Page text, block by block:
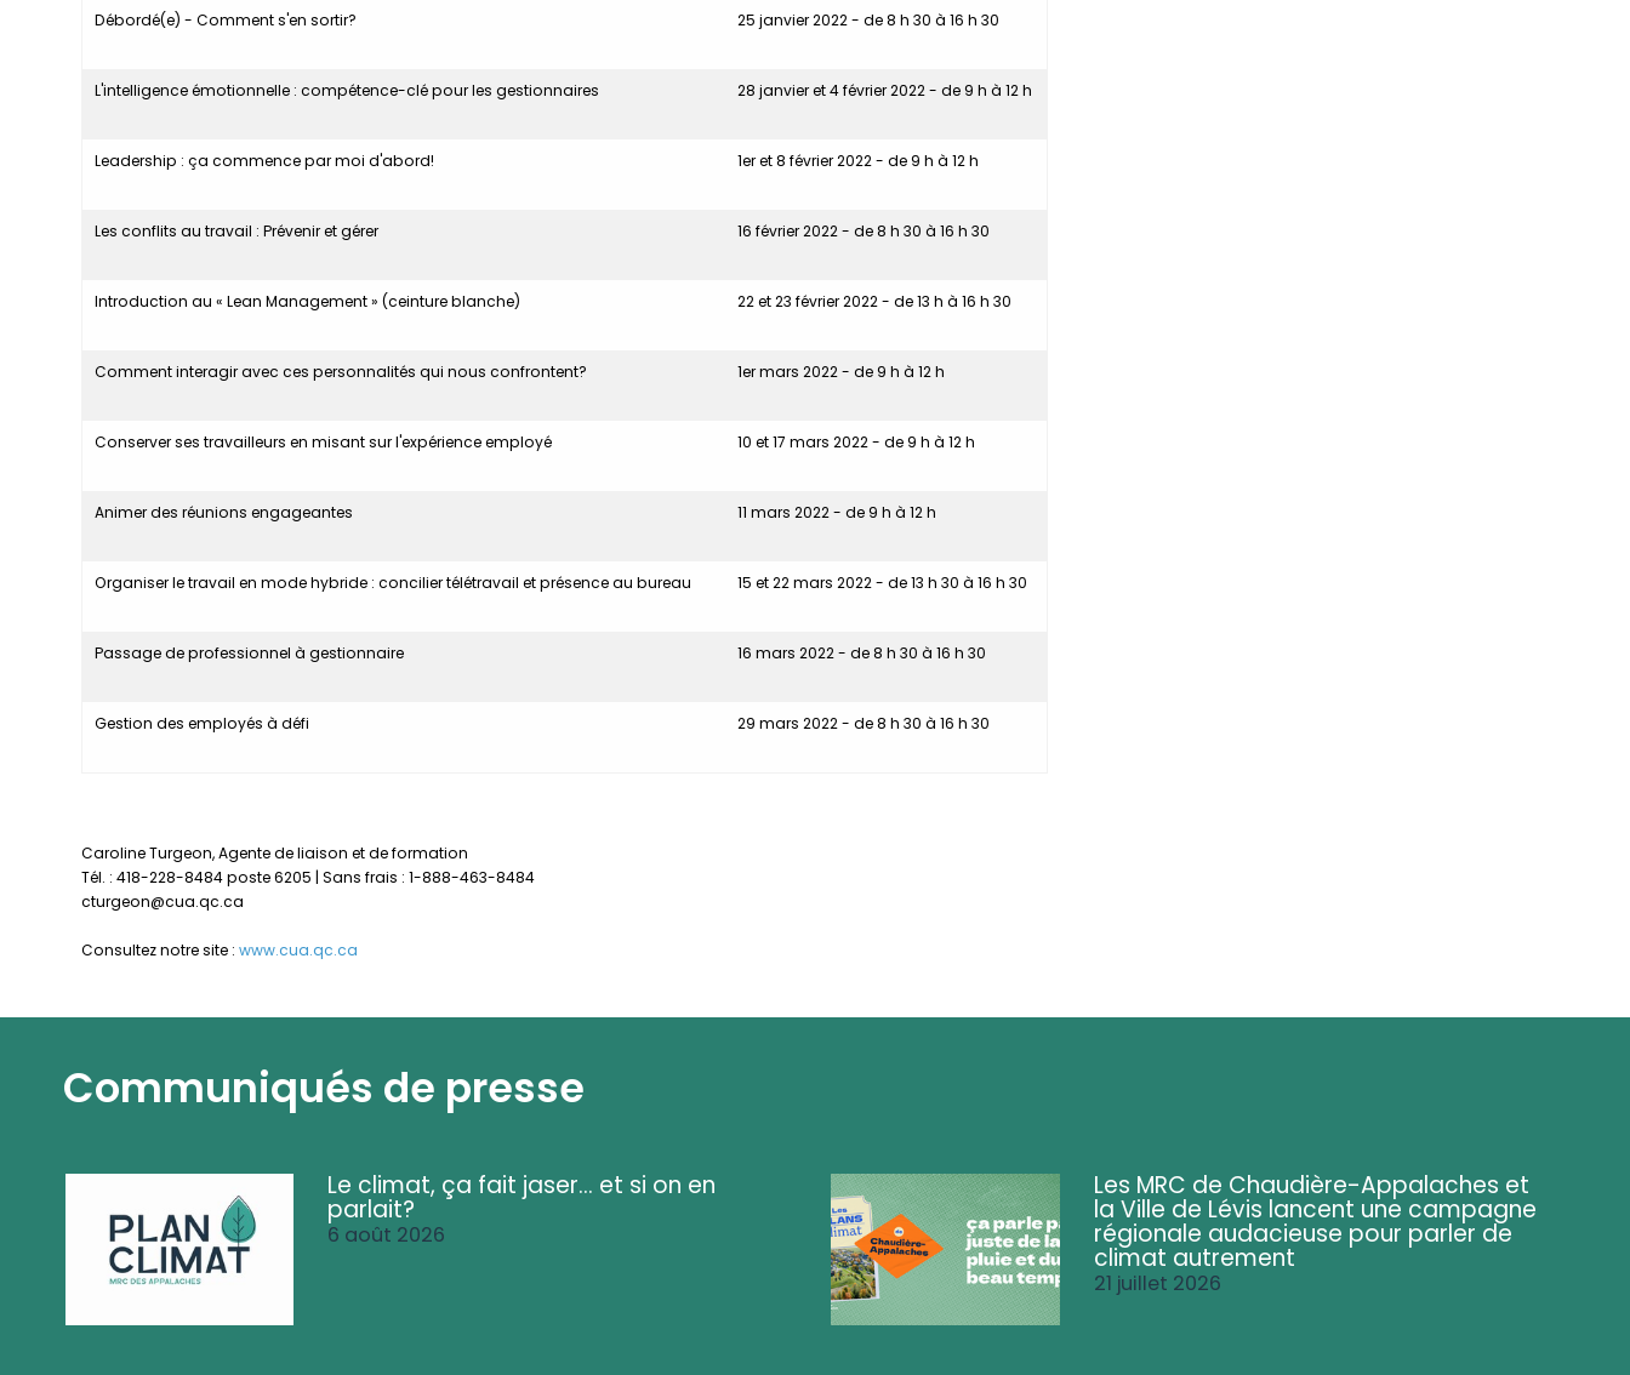
Débordé(e) - Comment s'en sortir? 25 janvier 2022 - de 8 h 30 à 16 h 30
L'intelligence émotionnelle : compétence-clé pour les gestionnaires 28 janvier et 4 février 2022 - de 9 h à 12 h
Leadership : ça commence par moi d'abord! 1er et 8 février 2022 - de 9 h à 12 h
Les conflits au travail : Prévenir et gérer 16 février 2022 - de 8 h 30 à 16 h 30
Introduction au « Lean Management » (ceinture blanche) 22 et 23 février 2022 - de 13 h à 16 h 30
Comment interagir avec ces personnalités qui nous confrontent? 1er mars 2022 - de 9 h à 12 h
Conserver ses travailleurs en misant sur l'expérience employé 10 et 17 mars 2022 - de 9 h à 12 h
Animer des réunions engageantes 11 mars 2022 - de 9 h à 12 h
Organiser le travail en mode hybride : concilier télétravail et présence au bureau 15 et 22 mars 2022 - de 13 h 30 à 16 h 30
Passage de professionnel à gestionnaire 16 mars 2022 - de 8 h 30 à 16 h 30
Gestion des employés à défi 29 mars 2022 - de 8 h 30 à 16 h 30
Caroline Turgeon, Agente de liaison et de formation
Tél. : 418-228-8484 poste 6205 | Sans frais : 1-888-463-8484
cturgeon@cua.qc.ca
Consultez notre site :www.cua.qc.ca
Communiqués de presse
Le climat, ça fait jaser... et si on en
parlait?
6 août 2026
Les MRC de Chaudière-Appalaches et
la Ville de Lévis lancent une campagne
régionale audacieuse pour parler de
climat autrement
21 juillet 2026